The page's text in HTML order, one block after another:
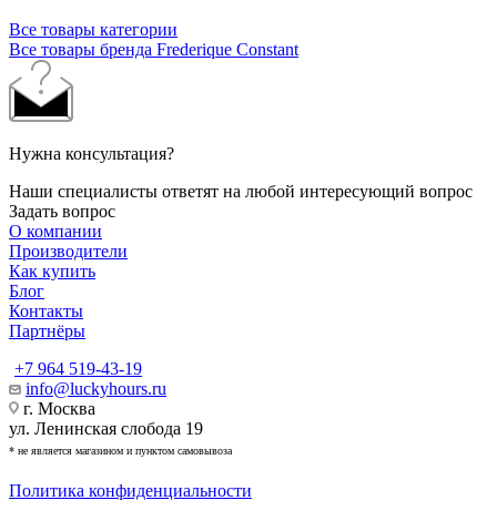
Все товары категории
Все товары бренда Frederique Constant
Нужна консультация?
Наши специалисты ответят на любой интересующий вопрос
Задать вопрос
О компании
Производители
Как купить
Блог
Контакты
Партнёры
+7 964 519-43-19
info@luckyhours.ru
г. Москва
ул. Ленинская слобода 19
* не является магазином и пунктом самовывоза
Политика конфиденциальности